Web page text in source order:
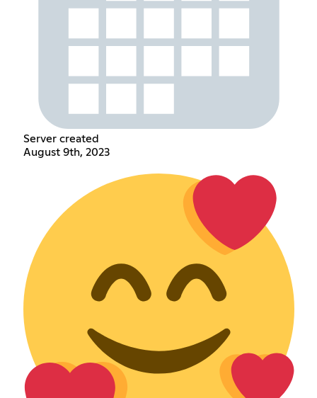
Server created
August 9th, 2023